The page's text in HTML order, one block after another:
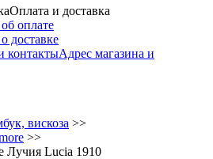
Оплата и доставка
оплате
доставке
Адрес магазина и
вискоза >>
>>
Лучия Lucia 1910